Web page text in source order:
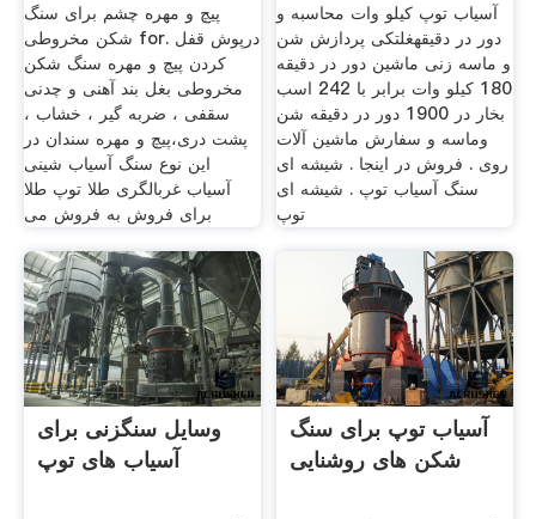
پیچ و مهره چشم برای سنگ
شکن مخروطی for. درپوش قفل
کردن پیچ و مهره سنگ شکن
مخروطی بغل بند آهنی و چدنی
سقفی ، ضربه گیر ، خشاب ،
پشت دری،پیچ و مهره سندان در
این نوع سنگ آسیاب شینی
آسیاب غربالگری طلا توپ طلا
برای فروش به فروش می
آسیاب توپ کیلو وات محاسبه و
دور در دقیقهغلتکی پردازش شن
و ماسه زنی ماشین دور در دقیقه
180 کیلو وات برابر با 242 اسب
بخار در 1900 دور در دقیقه شن
وماسه و سفارش ماشین آلات
روی . فروش در اینجا . شیشه ای
سنگ آسیاب توپ . شیشه ای
توپ
وسایل سنگزنی برای
آسیاب های توپ
آسیاب توپ برای سنگ
شکن های روشنایی